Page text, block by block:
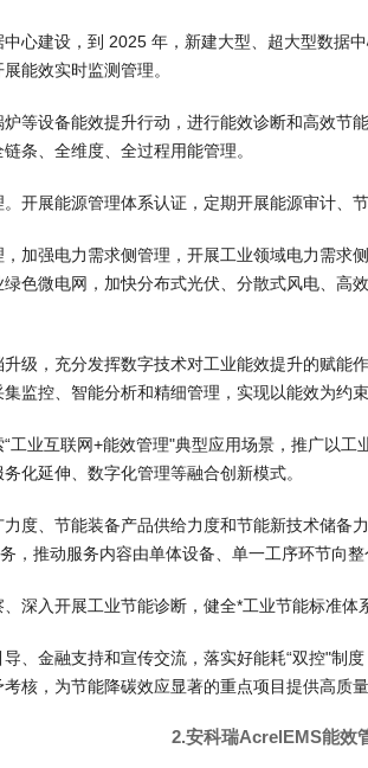
建设，到 2025 年，新建大型、超大型数据
能效实时监测管理。
设备能效提升行动，进行能效诊断和高效节
条、全维度、全过程用能管理。
展能源管理体系认证，定期开展能源审计、节
强电力需求侧管理，开展工业领域电力需求
色微电网，加快分布式光伏、分散式风电、
，充分发挥数字技术对工业能效提升的赋能
监控、智能分析和精细管理，实现以能效为约
业互联网+能效管理"典型应用场景，推广以工
化延伸、数字化管理等融合创新模式。
、节能装备产品供给力度和节能新技术储备
，推动服务内容由单体设备、单一工序环节向整
入开展工业节能诊断，健全*工业节能标准体
金融支持和宣传交流，落实好能耗“双控"制
核，为节能降碳效应显著的重点项目提供高质量
2.安科瑞AcrelEMS能效